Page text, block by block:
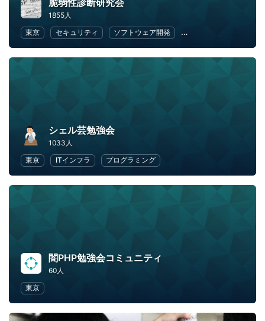
脆弱性診断研究会
1855人
東京
セキュリティ ソフトウェア開発 オープンソース
シェル芸勉強会
1033人
東京
ITインフラ プログラミング
闇PHP勉強会コミュニティ
60人
東京